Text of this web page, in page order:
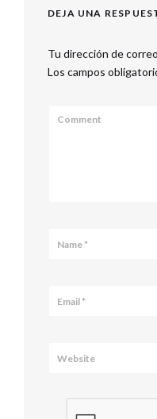
DEJA UNA
Tu dirección de
Los campos